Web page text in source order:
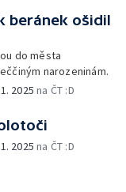
beránek ošidil
do města
narozeninám.
2025 na ČT :D
2025 na ČT :D